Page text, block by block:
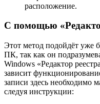
расположение.
С помощью
Этот метод подойдёт уже
ПК, так как он
Windows «Редактор
зависит
записи здесь необходимо
следуя инструкции: